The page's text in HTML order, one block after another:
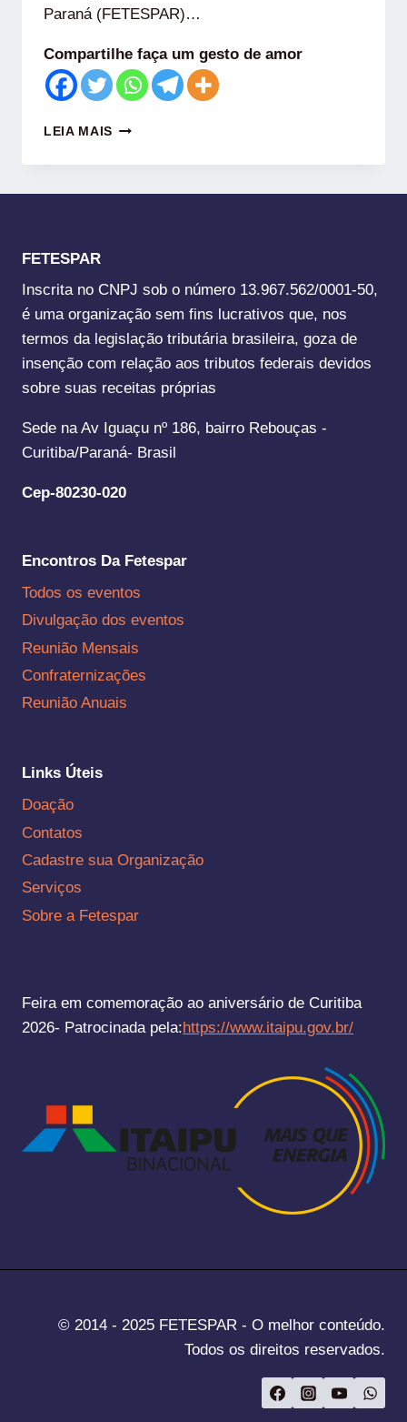
Paraná (FETESPAR)…
Compartilhe faça um gesto de amor
LEIA MAIS
FETESPAR
Inscrita no CNPJ sob o número 13.967.562/0001-50,
é uma organização sem fins lucrativos que, nos
termos da legislação tributária brasileira, goza de
insenção com relação aos tributos federais devidos
sobre suas receitas próprias
Sede na Av Iguaçu nº 186, bairro Rebouças -
Curitiba/Paraná- Brasil
Cep-80230-020
Encontros Da Fetespar
Todos os eventos
Divulgação dos eventos
Reunião Mensais
Confraternizações
Reunião Anuais
Links Úteis
Doação
Contatos
Cadastre sua Organização
Serviços
Sobre a Fetespar
Feira em comemoração ao aniversário de Curitiba
2026- Patrocinada pela:https://www.itaipu.gov.br/
© 2014 - 2025 FETESPAR - O melhor conteúdo.
Todos os direitos reservados.